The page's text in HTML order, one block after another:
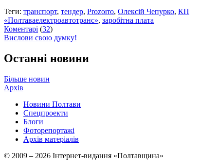
Теги: транспорт, тендер, Prozorro, Олексій Чепурко, КП
«Полтаваелектроавтотранс», заробітна плата
Коментарі (32)
Вислови свою думку!
Останні новини
Більше новин
Архів
Новини Полтави
Спецпроекти
Блоги
Фоторепортажі
Архів матеріалів
© 2009 – 2026 Інтернет-видання «Полтавщина»